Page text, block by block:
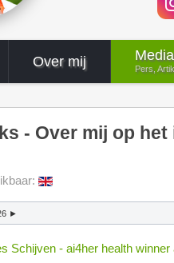
Over mij Media
Pers,
- Over mij op
►
Schijven - ai4her health